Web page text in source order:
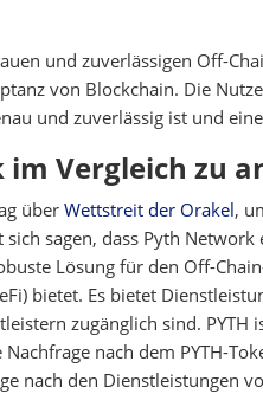
und zuverlässigen Off-
von Blockchain. Die
und zuverlässig ist und
Vergleich zu
über Wettstreit der Orakel,
sich sagen, dass Pyth
Lösung für den Off-
bietet. Es bietet
zugänglich sind.
nach dem PYTH-
nach den Dienstleistungen